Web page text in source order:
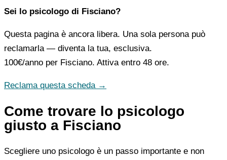
Sei lo psicologo di Fisciano?
Questa pagina è ancora libera. Una sola persona può
reclamarla — diventa la tua, esclusiva.
100€/anno per Fisciano. Attiva entro 48 ore.
Reclama questa scheda →
Come trovare lo psicologo
giusto a Fisciano
Scegliere uno psicologo è un passo importante e non